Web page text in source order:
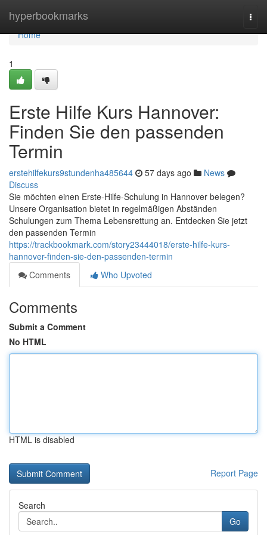
hyperbookmarks
Home
Home
1
Erste Hilfe Kurs Hannover:
Finden Sie den passenden
Termin
erstehilfekurs9stundenha485644 57 days ago
News
Discuss
Sie möchten einen Erste-Hilfe-Schulung in Hannover belegen?
Unsere Organisation bietet in regelmäßigen Abständen
Schulungen zum Thema Lebensrettung an. Entdecken Sie jetzt
den passenden Termin
https://trackbookmark.com/story23444018/erste-hilfe-kurs-
hannover-finden-sie-den-passenden-termin
Comments
Who Upvoted
Comments
Submit a Comment
No HTML
HTML is disabled
Report Page
Search
Go